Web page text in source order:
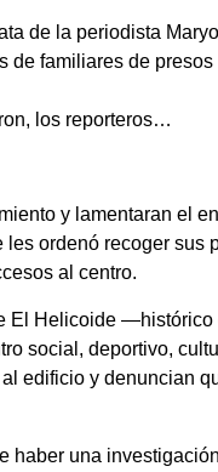
de la periodista
de familiares de
los reporteros…
y lamentaran el
ordenó recoger sus
al centro.
El Helicoide —histórico
social, deportivo,
edificio y denuncian
haber una